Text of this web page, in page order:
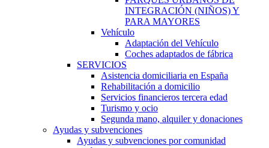
INTEGRACIÓN (NIÑOS) Y
PARA MAYORES
Vehículo
Adaptación del Vehículo
Coches adaptados de fábrica
SERVICIOS
Asistencia domiciliaria en España
Rehabilitación a domicilio
Servicios financieros tercera edad
Turismo y ocio
Segunda mano, alquiler y donaciones
Ayudas y subvenciones
Ayudas y subvenciones por comunidad